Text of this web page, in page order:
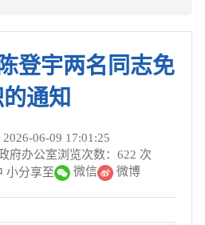
登宇两名同志免
通知
06-09 17:01:25
府办公室浏览次数： 622 次
小分享至 微信 微博